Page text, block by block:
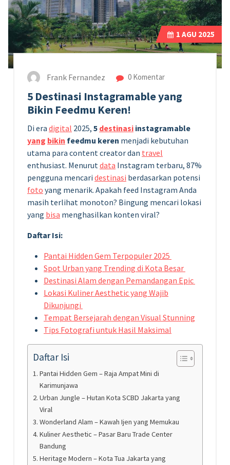
1 AGU 2025
Frank Fernandez 0 Komentar
5 Destinasi Instagramable yang
Bikin Feedmu Keren!
Di era digital 2025, 5 destinasi instagramable
yang bikin feedmu keren menjadi kebutuhan
utama para content creator dan travel
enthusiast. Menurutdata Instagram terbaru, 87%
pengguna mencari destinasi berdasarkan potensi
foto yang menarik. Apakah feed Instagram Anda
masih terlihat monoton? Bingung mencari lokasi
yang bisa menghasilkan konten viral?
Daftar Isi:
Pantai Hidden Gem Terpopuler 2025
Spot Urban yang Trending di Kota Besar
Destinasi Alam dengan Pemandangan Epic
Lokasi Kuliner Aesthetic yang Wajib
Dikunjungi
Tempat Bersejarah dengan Visual Stunning
Tips Fotografi untuk Hasil Maksimal
Daftar Isi
Pantai Hidden Gem – Raja Ampat Mini di
Karimunjawa
Urban Jungle – Hutan Kota SCBD Jakarta yang
Viral
Wonderland Alam – Kawah Ijen yang Memukau
Kuliner Aesthetic – Pasar Baru Trade Center
Bandung
Heritage Modern – Kota Tua Jakarta yang